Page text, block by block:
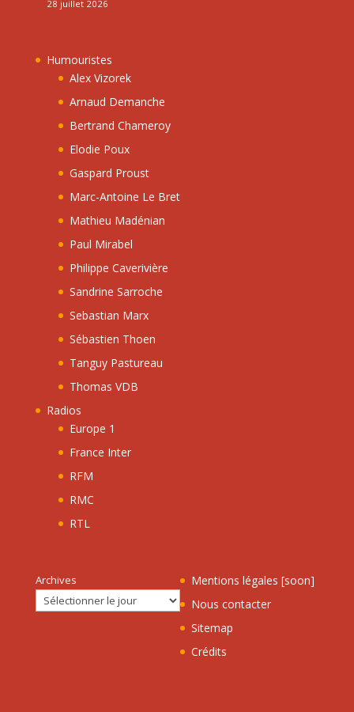
28 juillet 2026
Humouristes
Alex Vizorek
Arnaud Demanche
Bertrand Chameroy
Elodie Poux
Gaspard Proust
Marc-Antoine Le Bret
Mathieu Madénian
Paul Mirabel
Philippe Caverivière
Sandrine Sarroche
Sebastian Marx
Sébastien Thoen
Tanguy Pastureau
Thomas VDB
Radios
Europe 1
France Inter
RFM
RMC
RTL
Archives
Mentions légales [soon]
Nous contacter
Sitemap
Crédits